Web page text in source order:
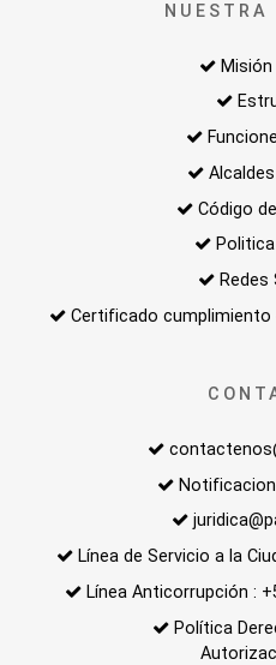
NUESTRA
Código
Redes
Certificado cumplimiento
Línea de Servicio a la
Línea Anticorrupción :
Política